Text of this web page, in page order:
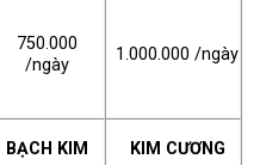
750.000
/ngày
1.000.000/ngày
BẠCH KIM KIM CƯƠNG